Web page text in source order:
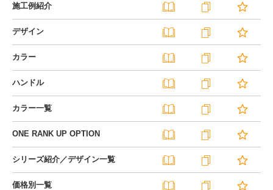
施工例紹介
デザイン
カラー
ハンドル
カラー一覧
ONE RANK UP OPTION
シリーズ紹介／デザイン一覧
価格別一覧